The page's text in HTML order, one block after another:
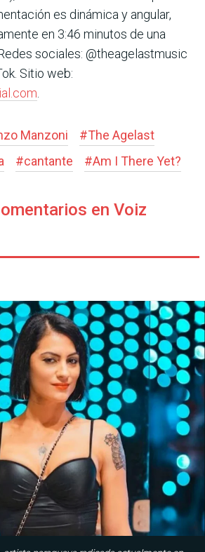
es dinámica y angular,
en 3:46 minutos de una
sociales: @theagelastmusic
Sitio web:
Manzoni #The Agelast
#cantante #Am I There Yet?
en Voiz